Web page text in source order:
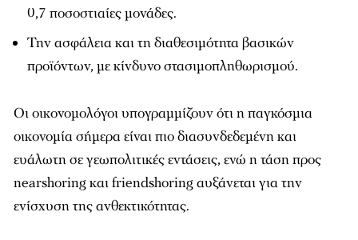
0,7 ποσοστιαίες μονάδες.
Την ασφάλεια και τη διαθεσιμότητα βασικών
προϊόντων, με κίνδυνο στασιμοπληθωρισμού.
Οι οικονομολόγοι υπογραμμίζουν ότι η παγκόσμια
οικονομία σήμερα είναι πιο διασυνδεδεμένη και
ευάλωτη σε γεωπολιτικές εντάσεις, ενώ η τάση προς
nearshoring και friendshoring αυξάνεται για την
ενίσχυση της ανθεκτικότητας.